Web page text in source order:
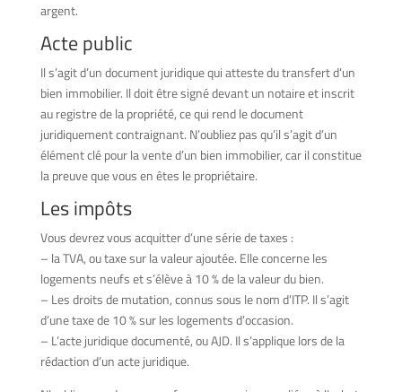
argent.
Acte public
Il s’agit d’un document juridique qui atteste du transfert d’un
bien immobilier. Il doit être signé devant un notaire et inscrit
au registre de la propriété, ce qui rend le document
juridiquement contraignant. N’oubliez pas qu’il s’agit d’un
élément clé pour la vente d’un bien immobilier, car il constitue
la preuve que vous en êtes le propriétaire.
Les impôts
Vous devrez vous acquitter d’une série de taxes :
– la TVA, ou taxe sur la valeur ajoutée. Elle concerne les
logements neufs et s’élève à 10 % de la valeur du bien.
– Les droits de mutation, connus sous le nom d’ITP. Il s’agit
d’une taxe de 10 % sur les logements d’occasion.
– L’acte juridique documenté, ou AJD. Il s’applique lors de la
rédaction d’un acte juridique.